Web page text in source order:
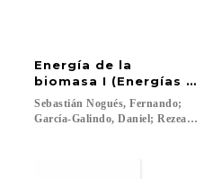
Energía de la
biomasa I (Energías
Sebastián Nogués, Fernando;
García-Galindo, Daniel; Rezeau,